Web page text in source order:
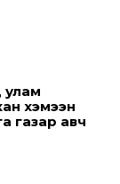
улам
хэмээн
газар авч